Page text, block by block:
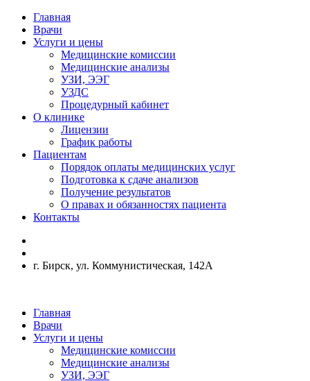
Главная
Врачи
Услуги и цены
Медицинские комиссии
Медицинские анализы
УЗИ, ЭЭГ
УЗДС
Процедурный кабинет
О клинике
Лицензии
График работы
Пациентам
Порядок оплаты медицинских услуг
Подготовка к сдаче анализов
Получение результатов
О правах и обязанностях пациента
Контакты
г. Бирск, ул. Коммунистическая, 142А
Главная
Врачи
Услуги и цены
Медицинские комиссии
Медицинские анализы
УЗИ, ЭЭГ